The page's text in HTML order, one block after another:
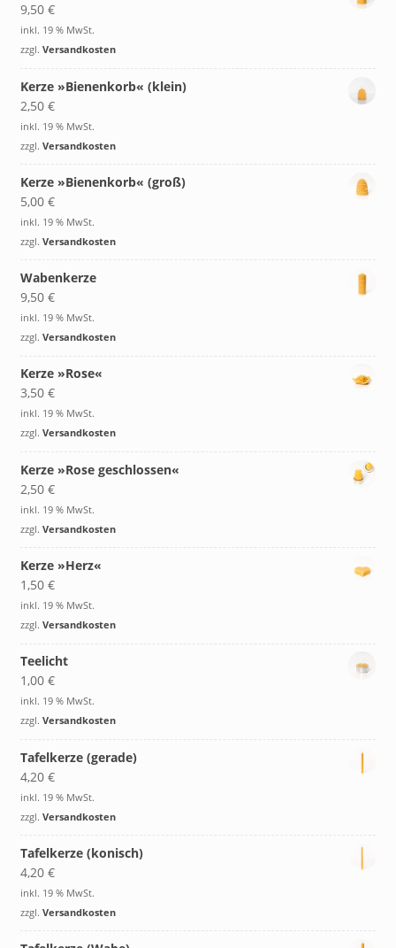
9,50 €
inkl. 19 % MwSt.
zzgl. Versandkosten
Kerze »Bienenkorb« (klein)
2,50 €
inkl. 19 % MwSt.
zzgl. Versandkosten
Kerze »Bienenkorb« (groß)
5,00 €
inkl. 19 % MwSt.
zzgl. Versandkosten
Wabenkerze
9,50 €
inkl. 19 % MwSt.
zzgl. Versandkosten
Kerze »Rose«
3,50 €
inkl. 19 % MwSt.
zzgl. Versandkosten
Kerze »Rose geschlossen«
2,50 €
inkl. 19 % MwSt.
zzgl. Versandkosten
Kerze »Herz«
1,50 €
inkl. 19 % MwSt.
zzgl. Versandkosten
Teelicht
1,00 €
inkl. 19 % MwSt.
zzgl. Versandkosten
Tafelkerze (gerade)
4,20 €
inkl. 19 % MwSt.
zzgl. Versandkosten
Tafelkerze (konisch)
4,20 €
inkl. 19 % MwSt.
zzgl. Versandkosten